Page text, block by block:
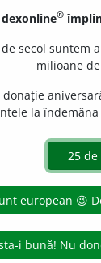
(<fr.
dexonline®
secol suntem
milioane
donație
la